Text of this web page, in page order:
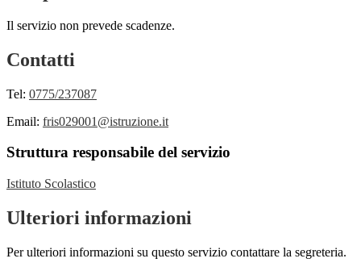
Il servizio non prevede scadenze.
Contatti
Tel: 0775/237087
Email: fris029001@istruzione.it
Struttura responsabile del servizio
Istituto Scolastico
Ulteriori informazioni
Per ulteriori informazioni su questo servizio contattare la segreteria.